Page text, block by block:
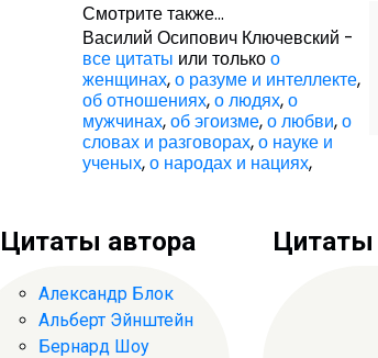
Смотрите также...
Василий Осипович Ключевский -
все цитаты или толькоо
женщинах,о разуме и интеллекте,
об отношениях,о людях,о
мужчинах,об эгоизме,о любви,о
словах и разговорах,о науке и
ученых,о народах и нациях,
Цитаты автора
Александр Блок
Альберт Эйнштейн
Бернард Шоу
Цитаты